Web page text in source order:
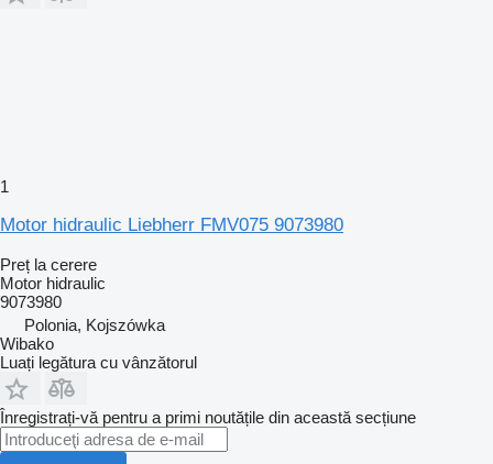
1
Motor hidraulic Liebherr FMV075 9073980
Preț la cerere
Motor hidraulic
9073980
Polonia, Kojszówka
Wibako
Luați legătura cu vânzătorul
Înregistrați-vă pentru a primi noutățile din această secțiune